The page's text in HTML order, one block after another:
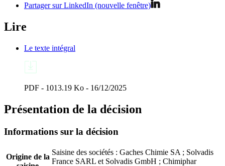
Partager sur LinkedIn (nouvelle fenêtre)
Lire
Le texte intégral
PDF - 1013.19 Ko - 16/12/2025
Présentation de la décision
Informations sur la décision
Origine de la
Saisine des sociétés : Gaches Chimie SA ; Solvadis
France SARL et Solvadis GmbH ; Chimiphar